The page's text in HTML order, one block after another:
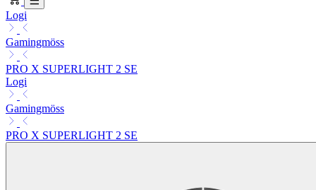
Logi
Gamingmöss
PRO X SUPERLIGHT 2 SE
Logi
Gamingmöss
PRO X SUPERLIGHT 2 SE